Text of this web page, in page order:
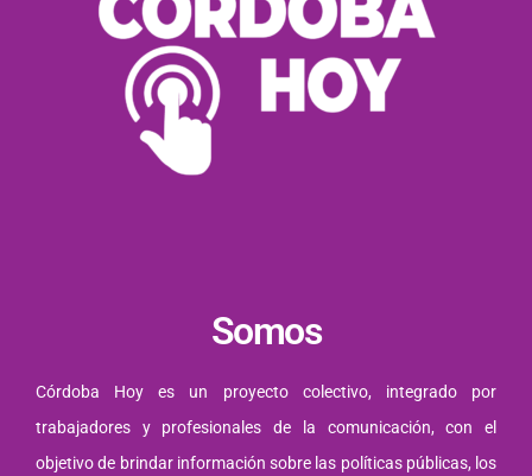
Somos
Córdoba Hoy es un proyecto colectivo, integrado por
trabajadores y profesionales de la comunicación, con el
objetivo de brindar información sobre las políticas públicas, los